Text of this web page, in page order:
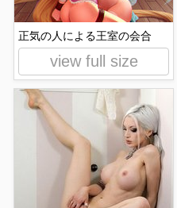
正気の人による王室の会合
view full size